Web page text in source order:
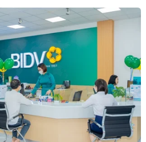
hoạt động cộng đồng
2016"
sẽ tổ chức Ngày hội Vui
hợp thể thao ngoài trời thuộc
Riverside, Long Biên, Hà